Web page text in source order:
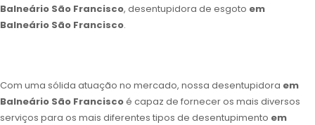
Balneário São Francisco, desentupidora de esgoto em
Balneário São Francisco.
Com uma sólida atuação no mercado, nossa desentupidora em
Balneário São Franciscoé capaz de fornecer os mais diversos
serviços para os mais diferentes tipos de desentupimento em